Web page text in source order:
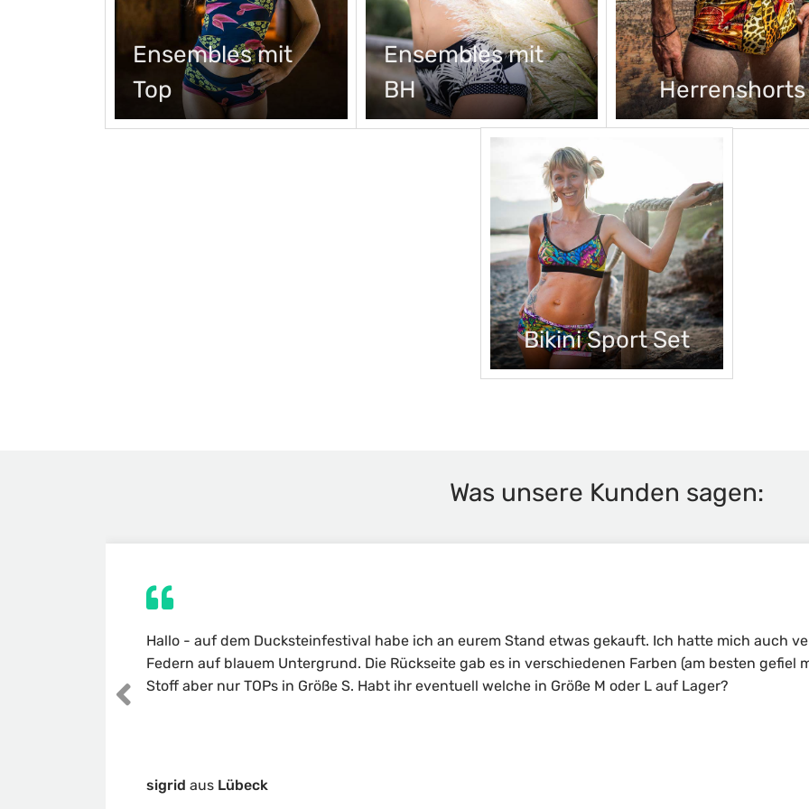
Ensembles mit
Top
Ensembles mit
BH
Herrenshorts
Bikini Sport Set
Was unsere Kunden sagen:
Hallo - auf dem Ducksteinfestival habe ich an eurem Stand etwas gekauft. Ich hatte mich auch
Federn auf blauem Untergrund. Die Rückseite gab es in verschiedenen Farben (am besten gefiel
Stoff aber nur TOPs in Größe S. Habt ihr eventuell welche in Größe M oder L auf Lager?
sigrid aus Lübeck